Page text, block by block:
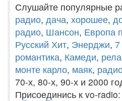
Слушайте популярные
радио, дача, хорошее,
радио, Шансон, Европа
Русский Хит, Энерджи,
романтика, Камеди,
монте карло, маяк,
70-х, 80-х, 90-х и 2000
Присоединись к vo-radio: